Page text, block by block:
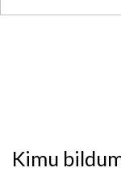
Kimu